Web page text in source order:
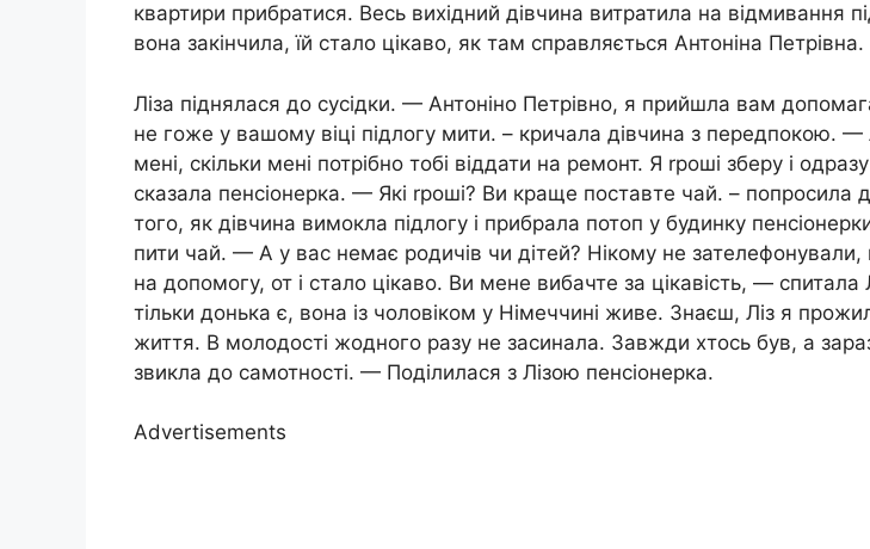
квартири прибратися. Весь вихідний дівчина витратила на відмивання
вона закінчила, їй стало цікаво, як там справляється Антоніна Петрівна.
Ліза піднялася до сусідки. — Антоніно Петрівно, я прийшла вам
не гоже у вашому віці підлогу мити. – кричала дівчина з передпокою. —
мені, скільки мені потрібно тобі віддати на ремонт. Я rроші зберу і
сказала пенсіонерка. — Які rроші? Ви краще поставте чай. – попросила
того, як дівчина вимокла підлогу і прибрала потоп у будинку
пити чай. — А у вас немає родичів чи дітей? Нікому не
на допомогу, от і стало цікаво. Ви мене вибачте за цікавість, —
тільки донька є, вона із чоловіком у Німеччині живе. Знаєш, Ліз я
життя. В молодості жодного разу не засинала. Завжди хтось був, а
звикла до самотності. — Поділилася з Лізою пенсіонерка.
Advertisements